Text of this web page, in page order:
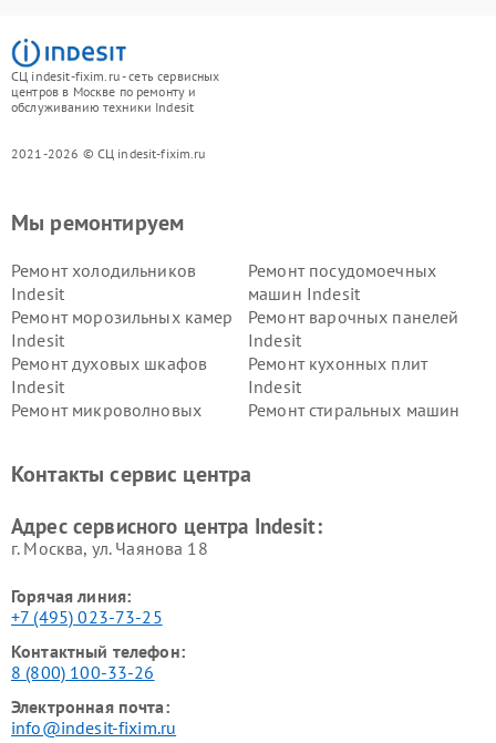
СЦ indesit-fixim.ru - сеть сервисных
центров в Москве по ремонту и
обслуживанию техники Indesit
2021-2026 © СЦ indesit-fixim.ru
Мы ремонтируем
Ремонт холодильников
Indesit
Ремонт посудомоечных
машин Indesit
Ремонт морозильных камер
Indesit
Ремонт варочных панелей
Indesit
Ремонт духовых шкафов
Indesit
Ремонт кухонных плит
Indesit
Ремонт микроволновых
Ремонт стиральных машин
Indesit
Indesit
Контакты сервис центра
Адрес сервисного центра Indesit:
г. Москва, ул. Чаянова 18
Горячая линия:
+7 (495) 023-73-25
Контактный телефон:
8 (800) 100-33-26
Электронная почта:
info@indesit-fixim.ru